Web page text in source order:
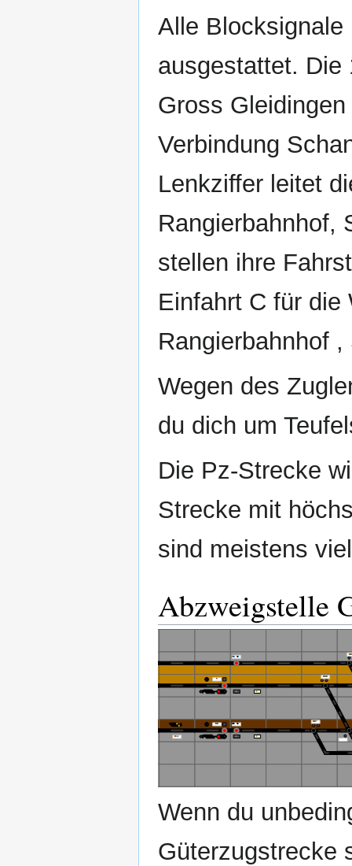
Alle Blocksignale
ausgestattet. Die
Gross
Verbindung
Lenkziffer leitet
Rangierbahnhof,
stellen ihre
Einfahrt C für die
Rangierbahnhof
Wegen des
du dich um
Die Pz‐Strecke
Strecke mit
sind meistens
Abzweigstelle
Wenn du
Güterzugstrecke